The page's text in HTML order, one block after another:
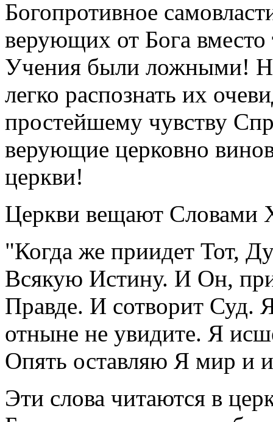
Богопротивное
верующих от Бога
Учения были ложными!
легко распознать их
простейшему чувству
верующие церковно
церкви!
Церкви вещают Словами
"Когда же приидет Тот,
Всякую Истину. И Он,
Правде. И сотворит
отныне не увидите. Я
Опять оставляю Я мир и
Эти слова читаются в